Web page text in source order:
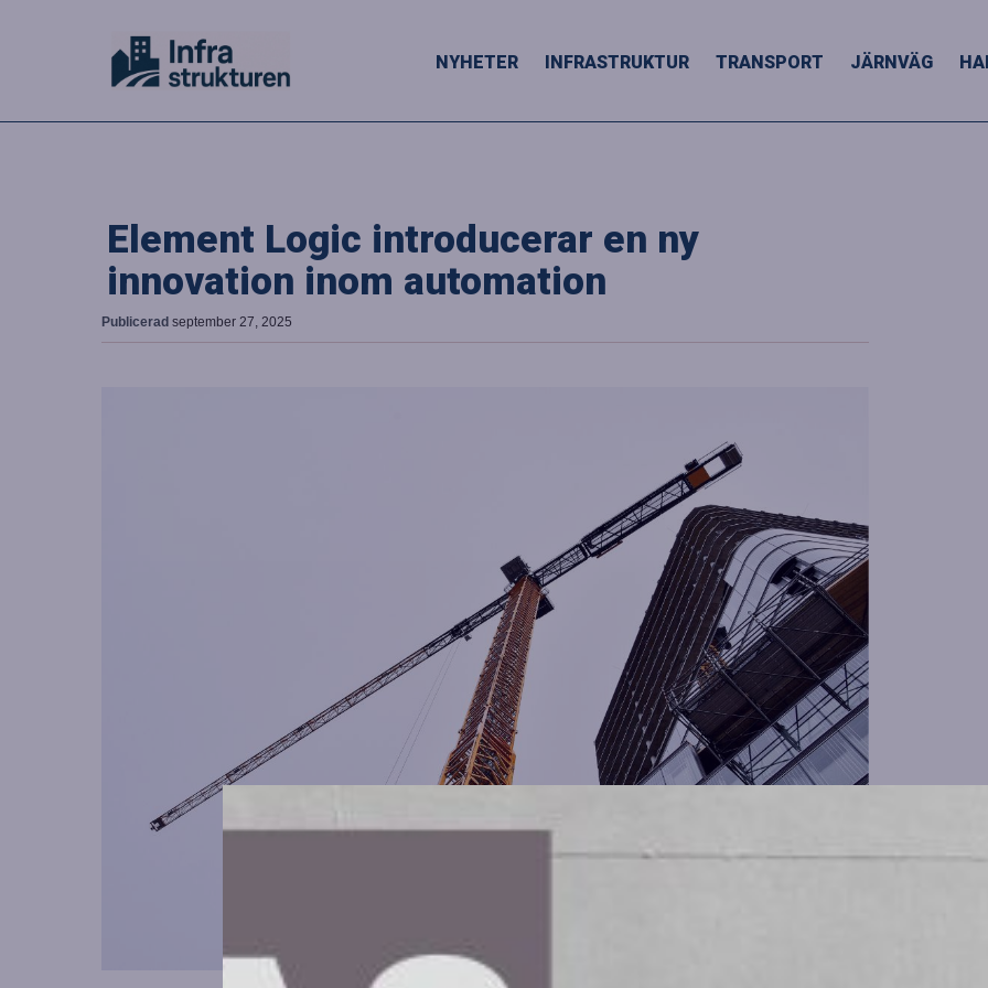
NYHETER INFRASTRUKTUR TRANSPORT JÄRNVÄG
Element Logic introducerar en ny
innovation inom automation
Publicerad september 27, 2025